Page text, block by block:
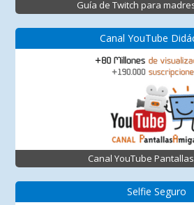
Guía de Twitch para
Canal YouTube
Canal YouTube
Selfie Seguro